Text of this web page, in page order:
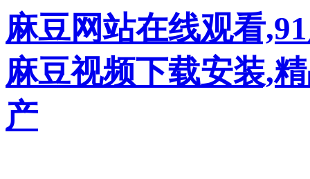
麻豆网站在线观看
麻豆视频下载安装,
产